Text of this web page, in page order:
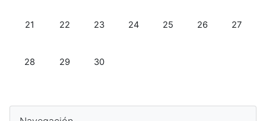
Sin eventos, domingo, 21 junio
21 Sin eventos, lunes, 22 junio
22 Sin eventos, martes, 23 junio
23 Sin eventos, miércoles, 24 junio
24 Sin eventos, jueves, 25
25 Sin eventos,
26 Sin
27
Sin eventos, domingo, 28 junio
28 Sin eventos, lunes, 29 junio
29 Sin eventos, martes, 30 junio
30
Bloques